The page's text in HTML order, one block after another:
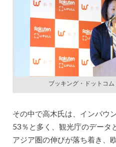
ブッキング・ドットコ
その中で高木氏は、インバウ
53％と多く、観光庁のデータ
アジア圏の伸びが落ち着き、